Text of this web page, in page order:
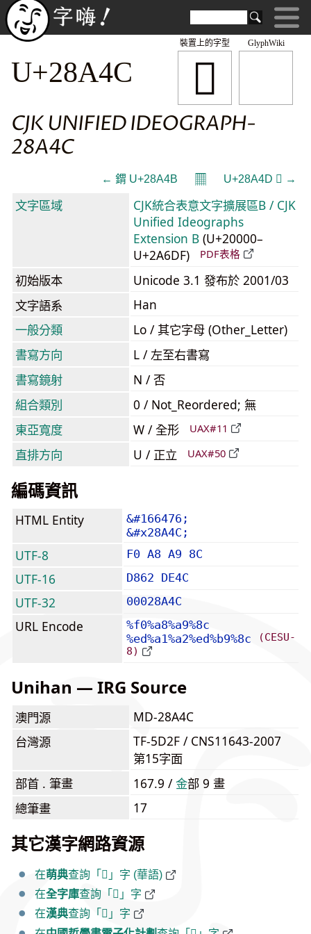
GlyphWiki
𨩌
裝置上的字型
U+28A4C
CJK UNIFIED IDEOGRAPH-
28A4C
← 𨩋 U+28A4B 𝄜 U+28A4D 𨩍 →
文字區域
CJK統合表意文字擴展區B / CJK
Unified Ideographs
Extension B (U+20000–
U+2A6DF)
PDF表格
初始版本
Unicode 3.1 發布於 2001/03
文字語系
Han
一般分類
Lo / 其它字母 (Other_Letter)
書寫方向
L / 左至右書寫
書寫鏡射
N / 否
組合類別
0 / Not_Reordered; 無
東亞寬度
W / 全形 UAX#11
直排方向 U / 正立 UAX#50
編碼資訊
HTML Entity
&#166476;
&#x28A4C;
UTF-8 F0 A8 A9 8C
UTF-16 D862 DE4C
UTF-32 00028A4C
URL Encode
%f0%a8%a9%8c
%ed%a1%a2%ed%b9%8c
(CESU-
8)
Unihan — IRG Source
澳門源
MD-28A4C
台灣源
TF-5D2F / CNS11643-2007
第15字面
部首 . 筆畫
167.9 /⾦部 9 畫
總筆畫
17
其它漢字網路資源
在萌典查詢「𨩌」字 (華語)
在全字庫查詢「𨩌」字
在漢典查詢「𨩌」字